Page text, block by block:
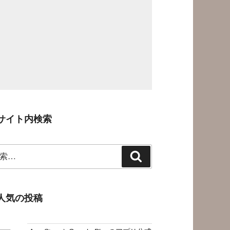
イト内検索
索
気の投稿